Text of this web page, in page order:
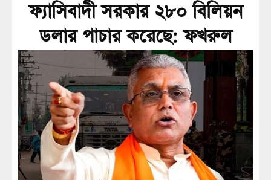
ফ্যাসিবাদী সরকার ২৮০ বিলিয়ন
ডলার পাচার করেছে: ফখরুল